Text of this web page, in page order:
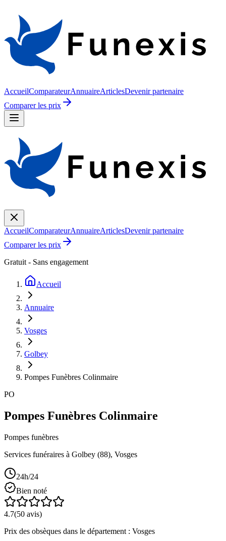
AccueilComparateurAnnuaireArticlesDevenir partenaire
Comparer les prix
AccueilComparateurAnnuaireArticlesDevenir partenaire
Comparer les prix
Gratuit - Sans engagement
Accueil
Annuaire
Vosges
Golbey
Pompes Funèbres Colinmaire
PO
Pompes Funèbres Colinmaire
Pompes funèbres
Services funéraires à Golbey (88), Vosges
24h/24
Bien noté
4.7(50 avis)
Prix des obsèques dans le département : Vosges